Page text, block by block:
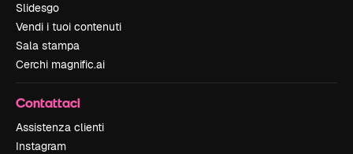
Slidesgo
Vendi i tuoi contenuti
Sala stampa
Cerchi magnific.ai
Contattaci
Assistenza clienti
Instagram